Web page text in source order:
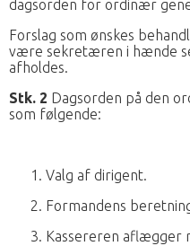
dagsorden for ordinær
Forslag som ønskes
være sekretæren i hænde
afholdes.
Stk. 2 Dagsorden på den
som følgende:
1. Valg af dirigent.
2. Formandens
3. Kassereren aflægger